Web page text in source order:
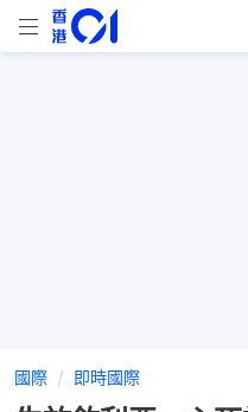
國際 即時國際